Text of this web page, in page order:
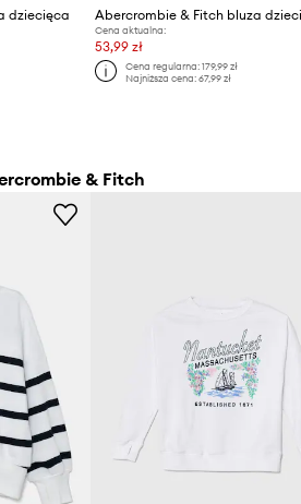
dziecięca Abercrombie & Fitch bluza
Cena aktualna:
53,99 zł
Cena regularna: 179,99 zł
Najniższa cena: 67,99 zł
& Fitch